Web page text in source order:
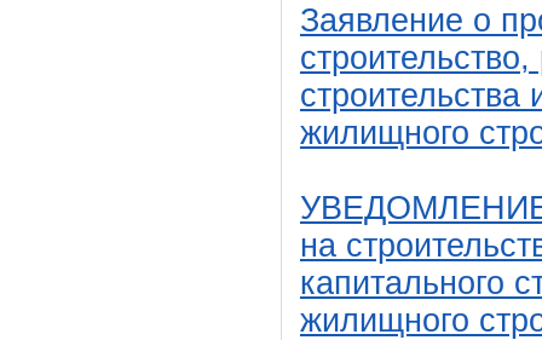
Заявление о
строительства
жилищного
УВЕДОМЛЕНИЕ
на
капитального
жилищного